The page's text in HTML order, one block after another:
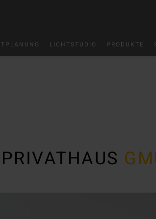
LICHTSTUDIO PRODUKTE
PRIVATHAUS